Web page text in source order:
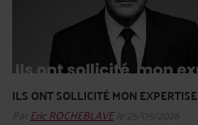
ILS ONT SOLLICITÉ MON EXPERTISE
Par Eric ROCHEBLAVEle 25/05/2026